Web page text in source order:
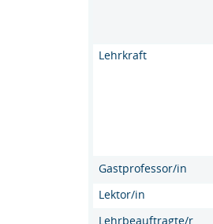
Lehrkraft
Gastprofessor/in
Lektor/in
Lehrbeauftragte/r